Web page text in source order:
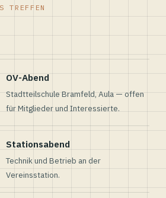
TREFFEN
OV-Abend
Stadtteilschule Bramfeld, Aula — offen
für Mitglieder und Interessierte.
Stationsabend
Technik und Betrieb an der
Vereinsstation.